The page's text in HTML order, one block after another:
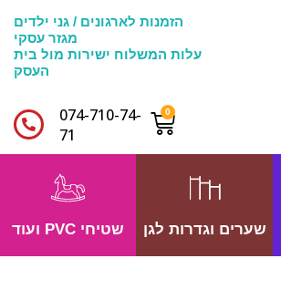
הזמנות לארגונים / גני ילדים
מגזר עסקי
עלות המשלוח ישירות מול בית
העסק
074-710-74-
71​
שערים וגדרות לגן שטיחי PVC ועוד